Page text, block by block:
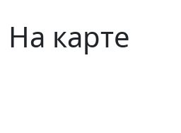
На карте